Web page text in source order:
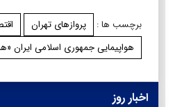
برچسب ها : پروازهای تهران
هواپیمایی جمهوری اسلامی ایران
اخبار روز